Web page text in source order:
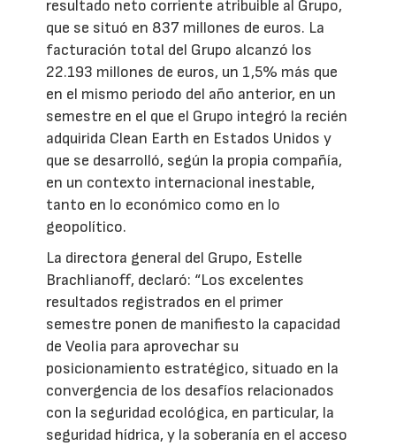
resultado neto corriente atribuible al Grupo,
que se situó en 837 millones de euros. La
facturación total del Grupo alcanzó los
22.193 millones de euros, un 1,5% más que
en el mismo periodo del año anterior, en un
semestre en el que el Grupo integró la recién
adquirida Clean Earth en Estados Unidos y
que se desarrolló, según la propia compañía,
en un contexto internacional inestable,
tanto en lo económico como en lo
geopolítico.
La directora general del Grupo, Estelle
Brachlianoff, declaró: “Los excelentes
resultados registrados en el primer
semestre ponen de manifiesto la capacidad
de Veolia para aprovechar su
posicionamiento estratégico, situado en la
convergencia de los desafíos relacionados
con la seguridad ecológica, en particular, la
seguridad hídrica, y la soberanía en el acceso